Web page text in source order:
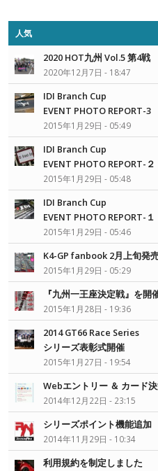
人気
2020 HOT九州 Vol.5 第4戦
2020年12月7日 - 18:47
IDI Branch Cup
EVENT PHOTO REPORT-3
2015年1月29日 - 05:49
IDI Branch Cup
EVENT PHOTO REPORT-２
2015年1月29日 - 05:48
IDI Branch Cup
EVENT PHOTO REPORT-１
2015年1月29日 - 05:46
K4-GP fanbook 2月上旬発
2015年1月29日 - 05:29
『九州一王座決定戦』を開
2015年1月28日 - 19:36
2014 GT66 Race Series
シリーズ表彰式開催
2015年1月27日 - 19:54
Webエントリー ＆ カード
2014年12月22日 - 23:15
シリーズポイント機能追加
2014年11月29日 - 10:34
利用規約を制定しました